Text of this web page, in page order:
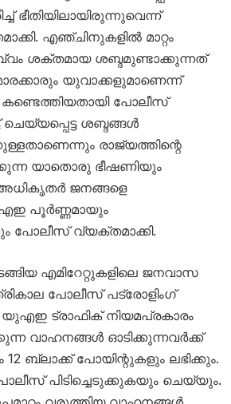
ഭീതിയിലായിരുന്നുവെന്ന്
എഞ്ചിനുകളിൽ മാറ്റം
ശക്തമായ ശബ്ദമുണ്ടാക്കുന്നത്
യുവാക്കളുമാണെന്ന്
പോലീസ്
ചെയ്യപ്പെട്ട ശബ്ദങ്ങൾ
രാജ്യത്തിന്റെ
യാതൊരു ഭീഷണിയും
അധികൃതർ ജനങ്ങളെ
പൂർണ്ണമായും
പോലീസ് വ്യക്തമാക്കി.
എമിറേറ്റുകളിലെ ജനവാസ
പോലീസ് പട്രോളിംഗ്
യുഎഇ ട്രാഫിക് നിയമപ്രകാരം
വാഹനങ്ങൾ ഓടിക്കുന്നവർക്ക്
12 ബ്ലാക്ക് പോയിന്റുകളും ലഭിക്കും.
പിടിച്ചെടുക്കുകയും ചെയ്യും.